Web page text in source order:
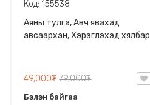
Код: 155538
Аяны тулга, Авч явахад
авсаархан, Хэрэглэхэд хялбар
49,000₮79,000₮
Бэлэн байгаа